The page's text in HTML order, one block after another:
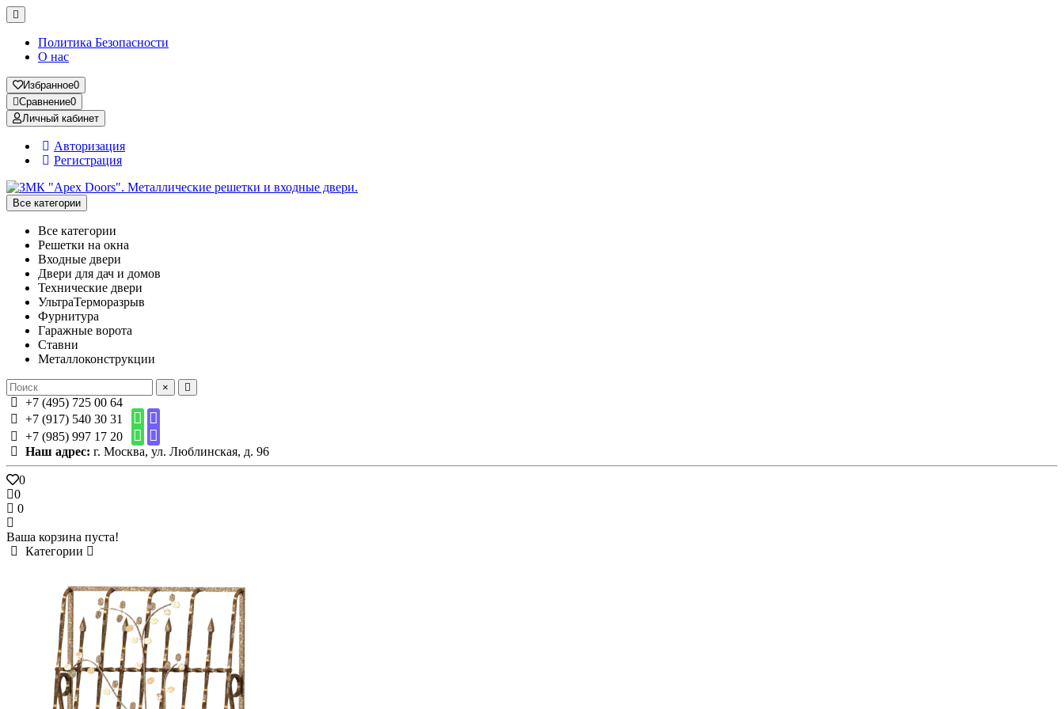
Политика Безопасности
О нас
Избранное0
Сравнение0
Личный кабинет
Авторизация
Регистрация
Все категории
Все категории
Решетки на окна
Входные двери
Двери для дач и домов
Технические двери
УльтраТерморазрыв
Фурнитура
Гаражные ворота
Ставни
Металлоконструкции
×
+7 (495) 725 00 64
+7 (917) 540 30 31
+7 (985) 997 17 20
Наш адрес: г. Москва, ул. Люблинская, д. 96
0
0
0
Ваша корзина пуста!
Категории